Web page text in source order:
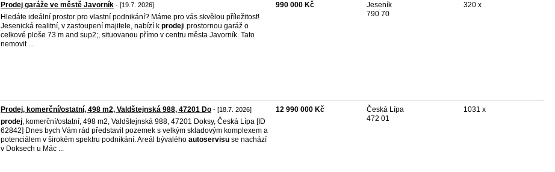
Prodej garáže ve městě Javorník - [19.7. 2026]
Hledáte ideální prostor pro vlastní podnikání? Máme pro vás skvělou příležitost!
Jesenická realitní, v zastoupení majitele, nabízí k prodeji prostornou garáž o
celkové ploše 73 m and sup2;, situovanou přímo v centru města Javorník. Tato
nemovit ...
990 000 Kč
Jeseník
790 70
320 x
Prodej, komerční/ostatní, 498 m2, Valdštejnská 988, 47201 Do - [18.7. 2026]
prodej, komerční/ostatní, 498 m2, Valdštejnská 988, 47201 Doksy, Česká Lípa [ID
62842] Dnes bych Vám rád představil pozemek s velkým skladovým komplexem a
potenciálem v širokém spektru podnikání. Areál bývalého autoservisu se nachází
v Doksech u Mác ...
12 990 000 Kč
Česká Lípa
472 01
1031 x